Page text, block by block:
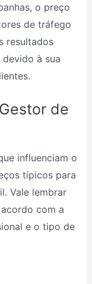
o preço
de tráfego
resultados
à sua
de
influenciam o
típicos para
Vale lembrar
com a
e o tipo de